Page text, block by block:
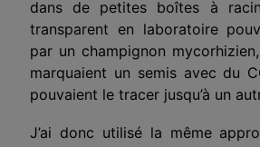
dans de petites boîtes à
transparent en laboratoire
par un champignon
marquaient un semis avec du
pouvaient le tracer jusqu’à un
J’ai donc utilisé la même